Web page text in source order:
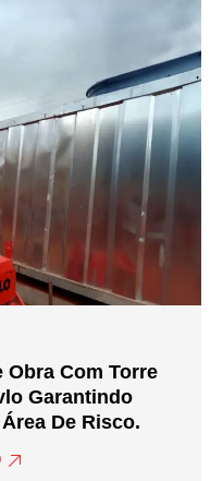
Obra Com Torre
Garantindo
De Risco.